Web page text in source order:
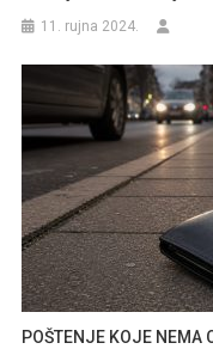
11. rujna 2024.
POŠTENJE KOJE